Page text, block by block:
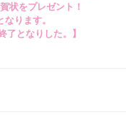
状をプレゼント！
ります。
了となりした。】